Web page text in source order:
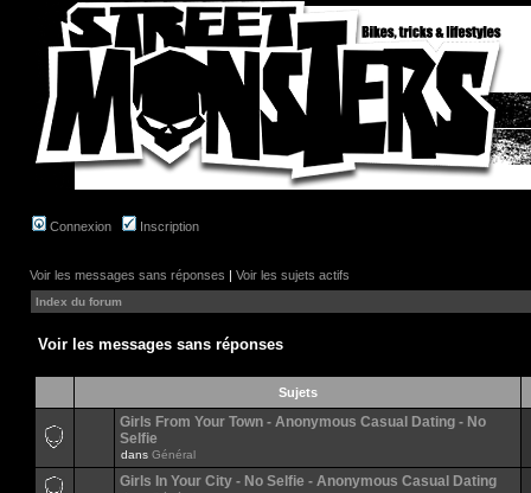
Connexion Inscription
Voir les messages sans réponses | Voir les sujets actifs
Index du forum
Voir les messages sans réponses
Sujets
Girls From Your Town - Anonymous Casual Dating - No
Selfie
dans Général
Girls In Your City - No Selfie - Anonymous Casual Dating